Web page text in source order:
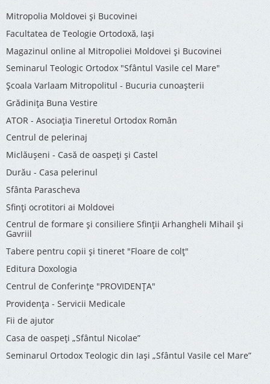
Mitropolia Moldovei și Bucovinei
Facultatea de Teologie Ortodoxă, Iaşi
Magazinul online al Mitropoliei Moldovei și Bucovinei
Seminarul Teologic Ortodox "Sfântul Vasile cel Mare"
Şcoala Varlaam Mitropolitul - Bucuria cunoaşterii
Grădinița Buna Vestire
ATOR - Asociaţia Tineretul Ortodox Român
Centrul de pelerinaj
Miclăușeni - Casă de oaspeţi şi Castel
Durău - Casa pelerinul
Sfânta Parascheva
Sfinți ocrotitori ai Moldovei
Centrul de formare și consiliere Sfinții Arhangheli Mihail și
Gavriil
Tabere pentru copii şi tineret "Floare de colţ"
Editura Doxologia
Centrul de Conferinţe "PROVIDENŢA"
Providenţa - Servicii Medicale
Fii de ajutor
Casa de oaspeți „Sfântul Nicolae”
Seminarul Ortodox Teologic din Iași „Sfântul Vasile cel Mare”